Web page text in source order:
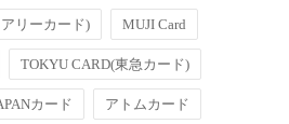
リーカード) MUJI Card
TOKYU CARD(東急カード)
カード アトムカード